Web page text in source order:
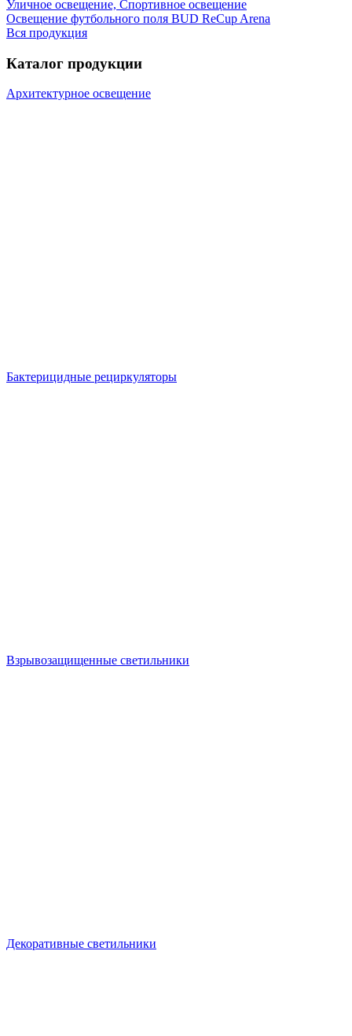
Уличное освещение, Спортивное освещение
Освещение футбольного поля BUD ReCup Arena
Вся продукция
Каталог продукции
Архитектурное освещение
Бактерицидные рециркуляторы
Взрывозащищенные светильники
Декоративные светильники